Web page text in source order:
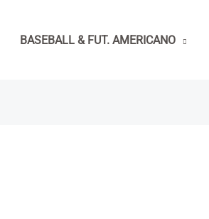
BASEBALL & FUT. AMERICANO